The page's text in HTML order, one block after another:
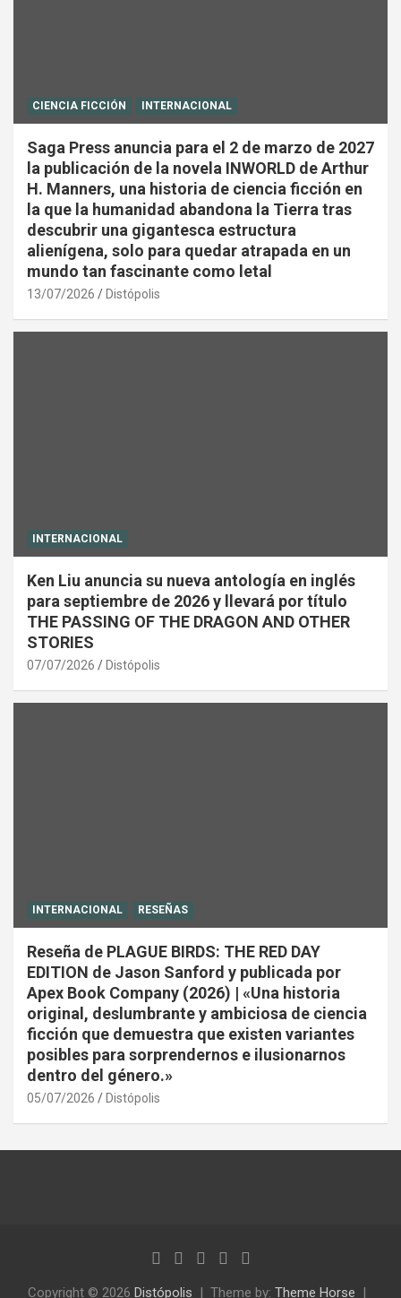
CIENCIA FICCIÓN INTERNACIONAL
Saga Press anuncia para el 2 de marzo de 2027
la publicación de la novela INWORLD de Arthur
H. Manners, una historia de ciencia ficción en
la que la humanidad abandona la Tierra tras
descubrir una gigantesca estructura
alienígena, solo para quedar atrapada en un
mundo tan fascinante como letal
13/07/2026 Distópolis
INTERNACIONAL
Ken Liu anuncia su nueva antología en inglés
para septiembre de 2026 y llevará por título
THE PASSING OF THE DRAGON AND OTHER
STORIES
07/07/2026 Distópolis
INTERNACIONAL RESEÑAS
Reseña de PLAGUE BIRDS: THE RED DAY
EDITION de Jason Sanford y publicada por
Apex Book Company (2026) | «Una historia
original, deslumbrante y ambiciosa de ciencia
ficción que demuestra que existen variantes
posibles para sorprendernos e ilusionarnos
dentro del género.»
05/07/2026 Distópolis
Copyright © 2026 Distópolis Theme by: Theme Horse